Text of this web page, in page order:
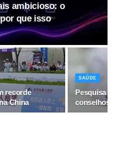
ambicioso: o
que isso
recorde
China
SAÚDE
Pesquisa
conselhos